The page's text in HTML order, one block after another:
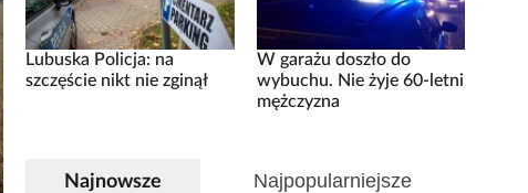
Lubuska Policja: na
szczęście nikt nie zginął
W garażu doszło do
wybuchu. Nie żyje 60-letni
mężczyzna
Najnowsze Najpopularniejsze